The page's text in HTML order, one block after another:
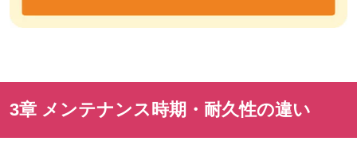
3章 メンテナンス時期・耐久性の違い